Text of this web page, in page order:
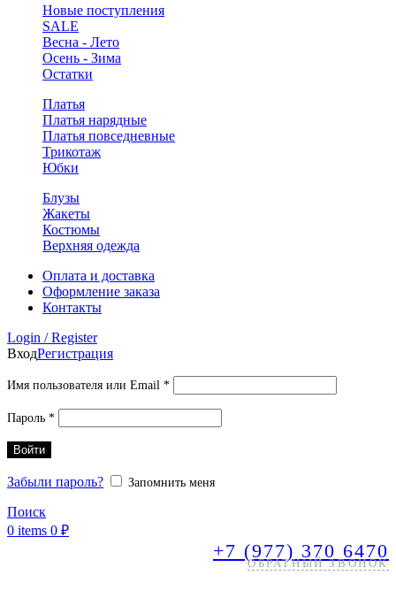
Новые поступления
SALE
Весна - Лето
Осень - Зима
Остатки
Платья
Платья нарядные
Платья повседневные
Трикотаж
Юбки
Блузы
Жакеты
Костюмы
Верхняя одежда
Оплата и доставка
Оформление заказа
Контакты
Login / Register
ВходРегистрация
Имя пользователя или Email *Обязательно
Пароль *Обязательно
Войти
Забыли пароль? Запомнить меня
Поиск
0 items 0 ₽
+7 (977) 370 6470
ОБРАТНЫЙ ЗВОНОК